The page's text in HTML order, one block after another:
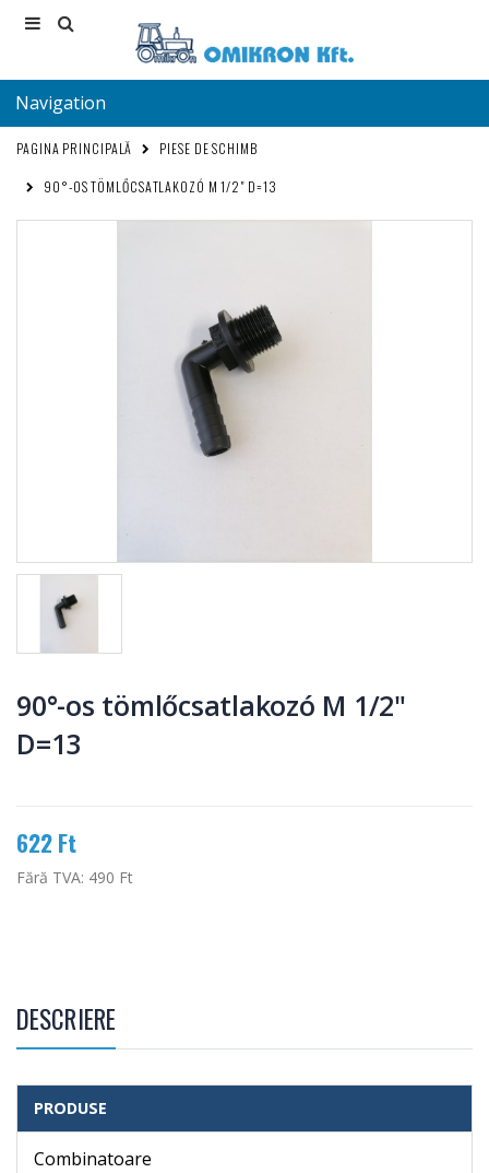
Navigation
PAGINA PRINCIPALĂ PIESE DE SCHIMB
90°-OS TÖMLŐCSATLAKOZÓ M 1/2" D=13
90°-os tömlőcsatlakozó M 1/2"
D=13
622 Ft
Fără TVA: 490 Ft
DESCRIERE
PRODUSE
Combinatoare